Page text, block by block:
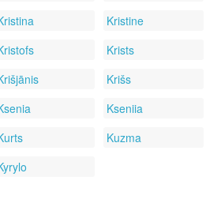
Kristine
Krists
Krišs
Kseniia
Kuzma